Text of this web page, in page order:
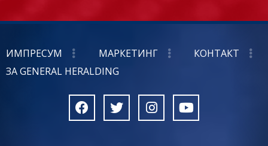
ИМПРЕСУМ МАРКЕТИНГ
КОНТАКТ
ЗА GENERAL HERALDING